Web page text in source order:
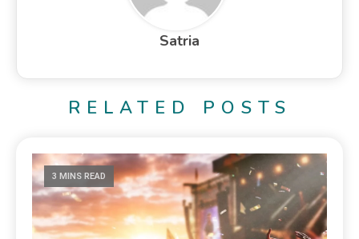
Satria
RELATED POSTS
3 MINS READ